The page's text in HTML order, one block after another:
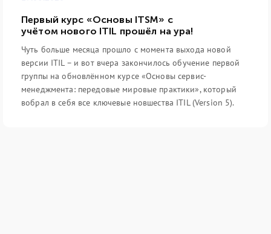
Первый курс «Основы ITSM» с
учётом нового ITIL прошёл на ура!
Чуть больше месяца прошло с момента выхода новой
версии ITIL – и вот вчера закончилось обучение первой
группы на обновлённом курсе «Основы сервис-
менеджмента: передовые мировые практики», который
вобрал в себя все ключевые новшества ITIL (Version 5).